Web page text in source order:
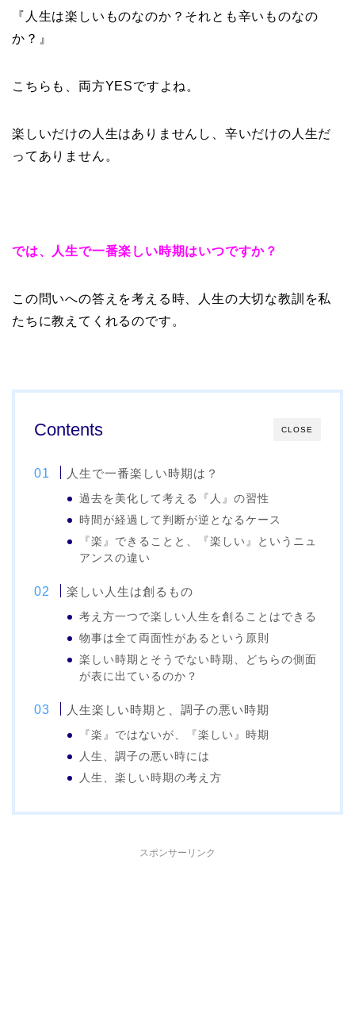
『人生は楽しいものなのか？それとも辛いものなの
か？』
こちらも、両方YESですよね。
楽しいだけの人生はありませんし、辛いだけの人生だ
ってありません。
では、人生で一番楽しい時期はいつですか？
この問いへの答えを考える時、人生の大切な教訓を私
たちに教えてくれるのです。
CLOSE
Contents
人生で一番楽しい時期は？
過去を美化して考える『人』の習性
時間が経過して判断が逆となるケース
『楽』できることと、『楽しい』というニュ
アンスの違い
楽しい人生は創るもの
考え方一つで楽しい人生を創ることはできる
物事は全て両面性があるという原則
楽しい時期とそうでない時期、どちらの側面
が表に出ているのか？
人生楽しい時期と、調子の悪い時期
『楽』ではないが、『楽しい』時期
人生、調子の悪い時には
人生、楽しい時期の考え方
スポンサーリンク